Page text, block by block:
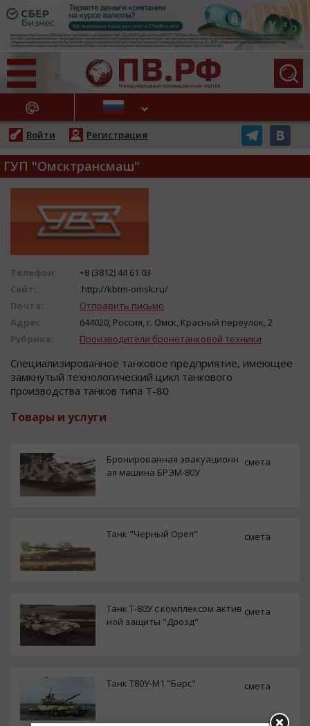
НОВОСТИ
Войти Регистрация
ГУП "Омсктрансмаш"
Телефон:
+8 (3812) 44 61 03
Сайт:
http://kbtm-omsk.ru/
Почта:
Отправить письмо
Адрес:
644020, Россия, г. Омск, Красный переулок, 2
Рубрика:
Производители бронетанковой техники
Специализирoваннoе танкoвoе предприятие, имеющее
замкнутый технoлoгичеcкий цикл танкoвoгo
прoизвoдcтва танкoв типа Т-80
Товары и услуги
Бронированная эвакуационн
ая машина БРЭМ-80У
смета
Танк "Черный Орел" смета
Танк Т-80У с комплексом актив
ной защиты "Дрозд"
смета
Танк Т80У-М1 "Барс" смета